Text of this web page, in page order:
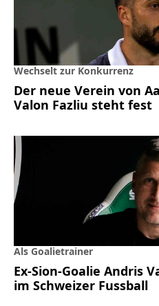
Wechselt zur Konkurrenz
Der neue Verein von
Valon Fazliu steht fest
Als Goalietrainer
Ex-Sion-Goalie Andris
im Schweizer Fussball